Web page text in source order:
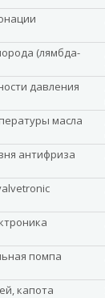
(лямбда-
давления
масла
антифриза
помпа
капота